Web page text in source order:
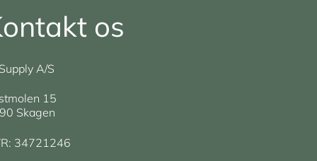
os
A/S
15
Skagen
34721246